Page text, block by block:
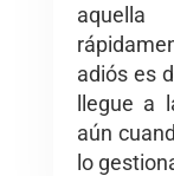
adiós es
llegue a
aún
lo